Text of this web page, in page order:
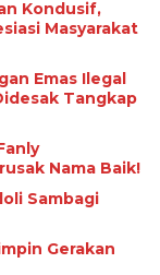
Kondusif,
Masyarakat
Emas Ilegal
Tangkap
Nama Baik!
Sambagi
Gerakan